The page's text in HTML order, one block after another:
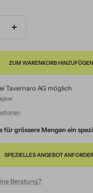
Menge
ZUM WARENKORB HINZUFÜGEN
Tavernaro AG möglich
für grössere Mengen ein
SPEZIELLES ANGEBOT
Beratung?